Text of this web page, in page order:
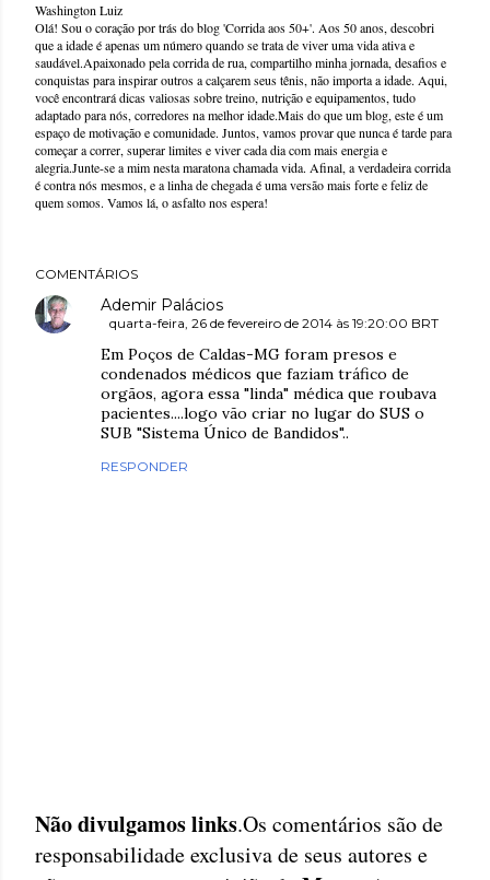
Washington Luiz
Olá! Sou o coração por trás do blog 'Corrida aos 50+'. Aos 50 anos, descobri
que a idade é apenas um número quando se trata de viver uma vida ativa e
saudável.Apaixonado pela corrida de rua, compartilho minha jornada, desafios e
conquistas para inspirar outros a calçarem seus tênis, não importa a idade. Aqui,
você encontrará dicas valiosas sobre treino, nutrição e equipamentos, tudo
adaptado para nós, corredores na melhor idade.Mais do que um blog, este é um
espaço de motivação e comunidade. Juntos, vamos provar que nunca é tarde para
começar a correr, superar limites e viver cada dia com mais energia e
alegria.Junte-se a mim nesta maratona chamada vida. Afinal, a verdadeira corrida
é contra nós mesmos, e a linha de chegada é uma versão mais forte e feliz de
quem somos. Vamos lá, o asfalto nos espera!
COMENTÁRIOS
Ademir Palácios
quarta-feira, 26 de fevereiro de 2014 às 19:20:00 BRT
Em Poços de Caldas-MG foram presos e
condenados médicos que faziam tráfico de
orgãos, agora essa "linda" médica que roubava
pacientes....logo vão criar no lugar do SUS o
SUB "Sistema Único de Bandidos"..
RESPONDER
P
Não divulgamos links.Os comentários são de
responsabilidade exclusiva de seus autores e